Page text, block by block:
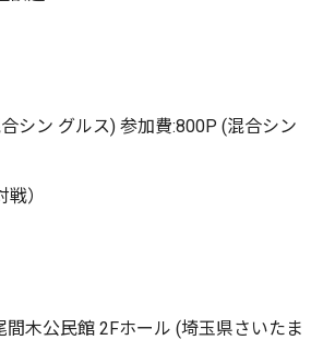
シン グルス) 参加費:800P (混合シン
）
間木公民館 2Fホール (埼玉県さいたま